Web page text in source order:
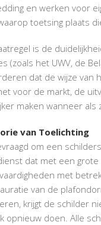
en werken voor
toetsing plaats
is de
(zoals het UWV, de
dat de wijze van
voor de markt, de
maken wanneer
van Toelichting
om een
dat met een
met
van de
krijgt de schilder
opnieuw doen. Alle